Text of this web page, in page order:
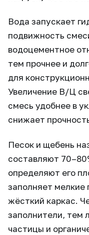
Вода запускает
подвижность
водоцементное
тем прочнее и
для
Увеличение В/Ц
смесь удобнее в
снижает
Песок и щебень
составляют
определяют его
заполняет
жёсткий каркас.
заполнители, тем
частицы и